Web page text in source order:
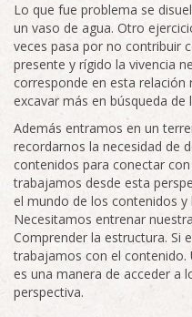
Lo que fue problema se
un vaso de agua. Otro
veces pasa por no contribuir
presente y rígido la vivencia
corresponde en esta relación
excavar más en búsqueda de
Además entramos en un
recordarnos la necesidad de
contenidos para conectar
trabajamos desde esta
el mundo de los contenidos y
Necesitamos entrenar
Comprender la estructura. Si
trabajamos con el contenido.
es una manera de acceder a
perspectiva.